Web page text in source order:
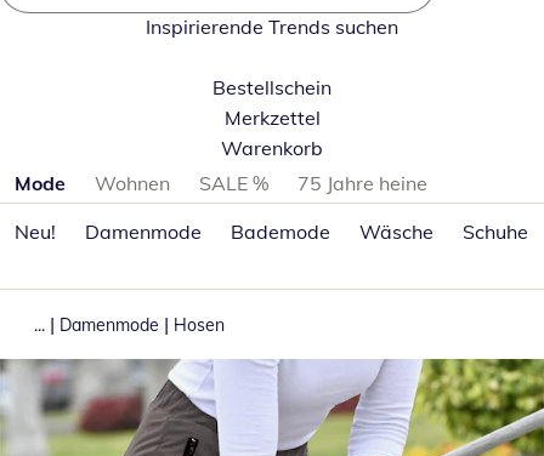
Inspirierende Trends suchen
Bestellschein
Merkzettel
Warenkorb
Produktkategorien überspringen
Mode Wohnen SALE %
75 Jahre heine
Neu!
Damenmode Bademode Wäsche Schuhe
... | Damenmode | Hosen